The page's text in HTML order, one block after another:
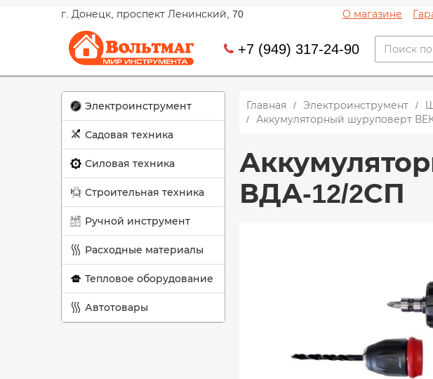
г. Донецк, проспект Ленинский, 70 О магазине
+7 (949) 317-24-90
Электроинструмент
Садовая техника
Силовая техника
Строительная техника
Ручной инструмент
Расходные материалы
Тепловое оборудование
Автотовары
Главная Электроинструмент
Аккумуляторный шуруповерт
ВДА-12/2СП